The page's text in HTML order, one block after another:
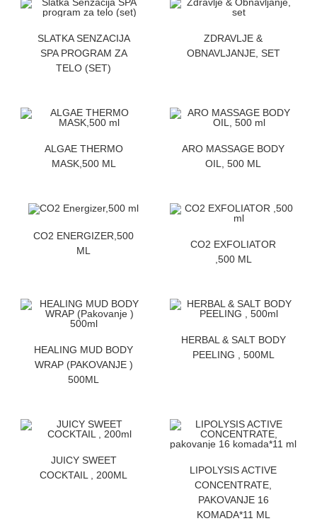
SLATKA SENZACIJA
SPA PROGRAM ZA
TELO (SET)
ZDRAVLJE &
OBNAVLJANJE, SET
ALGAE THERMO
MASK,500 ML
ARO MASSAGE BODY
OIL, 500 ML
CO2 ENERGIZER,500
ML
CO2 EXFOLIATOR
,500 ML
HEALING MUD BODY
WRAP (PAKOVANJE )
500ML
HERBAL & SALT BODY
PEELING , 500ML
JUICY SWEET
COCKTAIL , 200ML
LIPOLYSIS ACTIVE
CONCENTRATE,
PAKOVANJE 16
KOMADA*11 ML